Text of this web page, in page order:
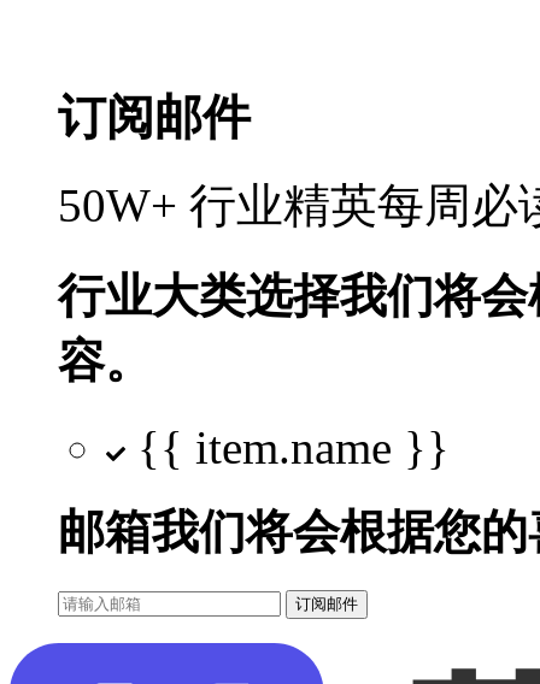
订阅邮件
50W+ 行业精英每周
行业大类选择我们将
容。
{{ item.name }}
邮箱我们将会根据您
订阅邮件